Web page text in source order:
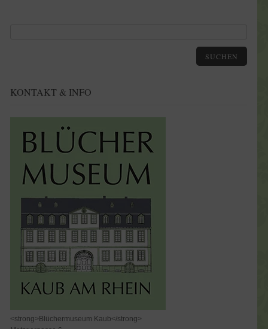
SUCHEN
KONTAKT & INFO
<strong>Blüchermuseum Kaub</strong>